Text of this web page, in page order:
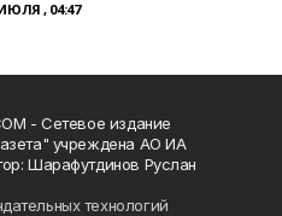
, 04:47
- Сетевое издание
учреждена АО ИА
Шарафутдинов Руслан
технологий